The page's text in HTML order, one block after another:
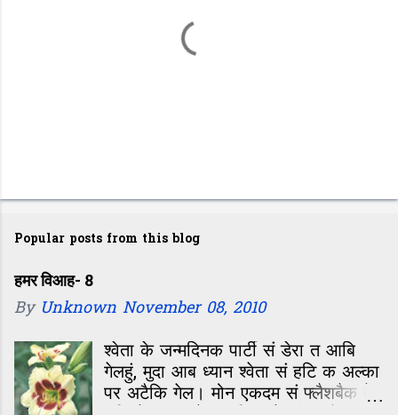
P
o
t
a
C
o
m
Popular posts from this blog
हमर विआह- 8
By Unknown November 08, 2010
श्वेता के जन्मदिनक पार्टी सं डेरा त आबि
गेलहुं, मुदा आब ध्यान श्वेता सं हटि क अल्का
पर अटैकि गेल। मोन एकदम सं फ्लैशबैक मे